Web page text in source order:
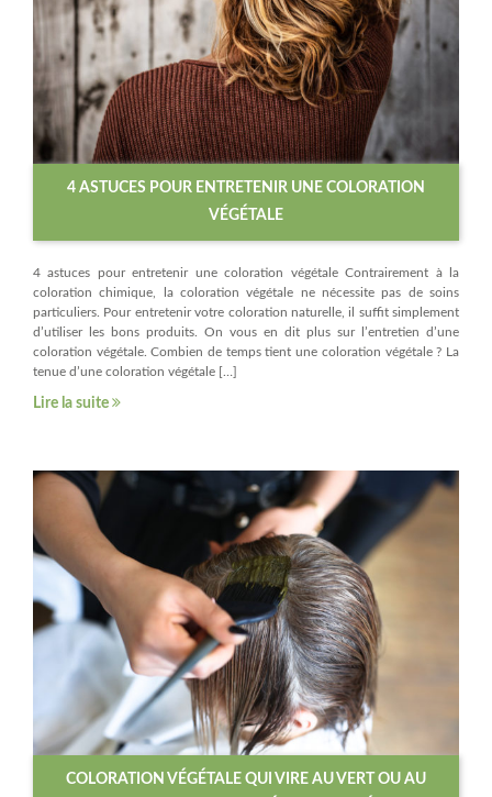
4 ASTUCES POUR ENTRETENIR UNE COLORATION
VÉGÉTALE
4 astuces pour entretenir une coloration végétale Contrairement à la
coloration chimique, la coloration végétale ne nécessite pas de soins
particuliers. Pour entretenir votre coloration naturelle, il suffit simplement
d’utiliser les bons produits. On vous en dit plus sur l’entretien d’une
coloration végétale. Combien de temps tient une coloration végétale ? La
tenue d’une coloration végétale […]
Lire la suite
COLORATION VÉGÉTALE QUI VIRE AU VERT OU AU